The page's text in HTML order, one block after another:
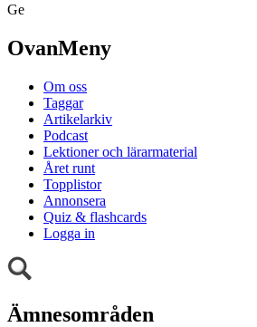
Ge
OvanMeny
Om oss
Taggar
Artikelarkiv
Podcast
Lektioner och lärarmaterial
Året runt
Topplistor
Annonsera
Quiz & flashcards
Logga in
Ämnesområden